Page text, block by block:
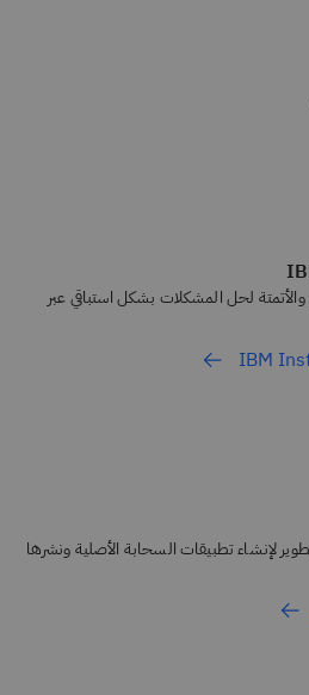
لحل المشكلات بشكل استباقي عبر
لإنشاء تطبيقات السحابة الأصلية ونشرها